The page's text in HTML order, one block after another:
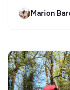
Marion